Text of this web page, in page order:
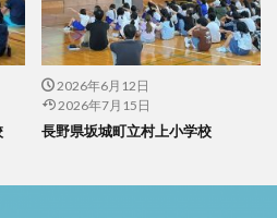
2026年6月12日
2026年7月15日
長野県坂城町立村上小学校